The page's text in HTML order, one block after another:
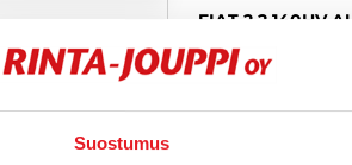
Suostumus
FIAT 2.2 140HV
KORKO 2,99% +
RAJOITETTU
, Automat,